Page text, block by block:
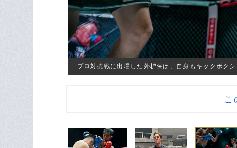
プロ対抗戦に出場した外枦保は、自身もキックボ
こ